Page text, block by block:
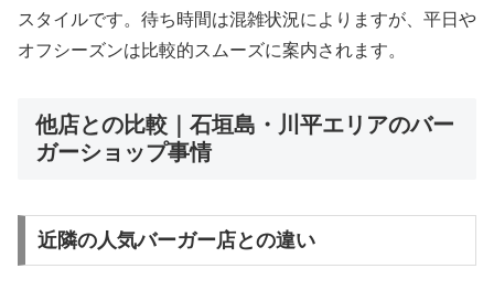
スタイルです。待ち時間は混雑状況によりますが、平日や
オフシーズンは比較的スムーズに案内されます。
他店との比較｜石垣島・川平エリアのバー
ガーショップ事情
近隣の人気バーガー店との違い